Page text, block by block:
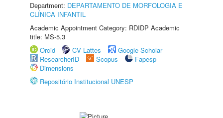
Department: DEPARTAMENTO DE MORFOLOGIA E
CLÍNICA INFANTIL
Academic Appointment Category: RDIDP Academic
title: MS-5.3
Orcid
CV Lattes
Google Scholar
ResearcherID
Scopus
Fapesp
Dimensions
Repositório Institucional UNESP